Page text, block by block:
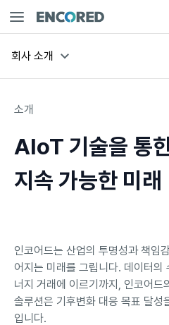
회사 소개
소개
AIoT 기술을 통
지속 가능한 미래
인코어드는 산업의 투명성과 책임
어지는 미래를 그립니다. 데이터의
너지 거래에 이르기까지, 인코어
솔루션은 기후변화 대응 목표 달성
입니다.